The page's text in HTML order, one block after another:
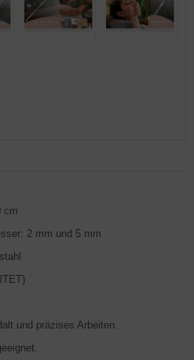
cm
2 mm und 5 mm
und präzises Arbeiten.